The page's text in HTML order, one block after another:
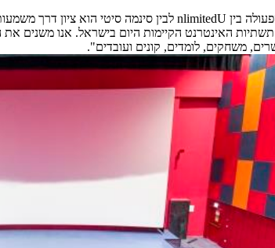
בין U
nlimited לבין סינמה סיטי הוא ציון דרך
האינטרנט הקיימות היום בישראל. אנו משנים
משחקים, לומדים, קונים ועובדים".